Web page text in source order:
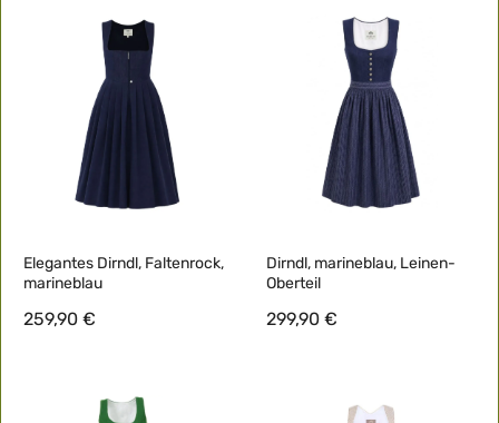
Elegantes Dirndl, Faltenrock,
marineblau
259,90 €
Dirndl, marineblau, Leinen-
Oberteil
299,90 €